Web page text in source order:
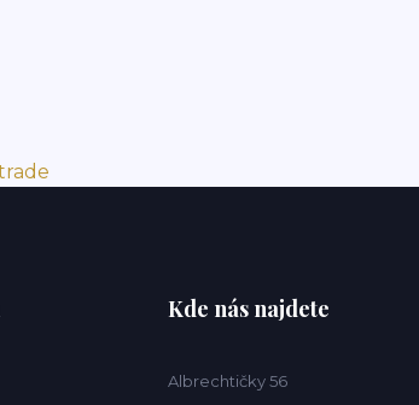
Kde nás najdete
Albrechtičky 56